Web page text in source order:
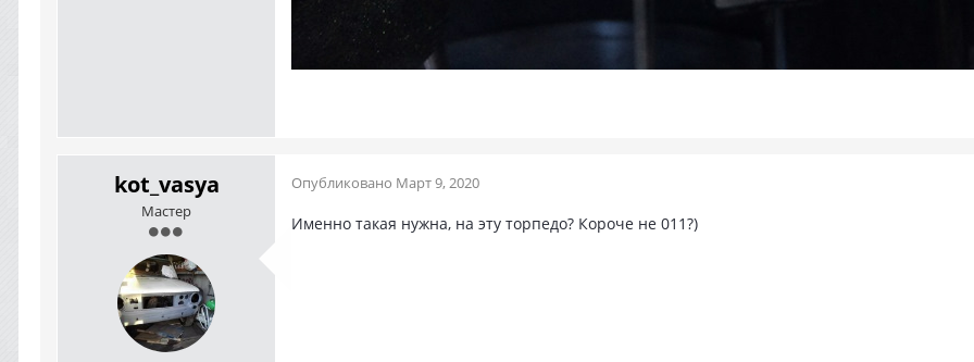
kot_vasya
Мастер
Опубликовано Март 9, 2020
Именно такая нужна, на эту торпедо? Короче не 011?)